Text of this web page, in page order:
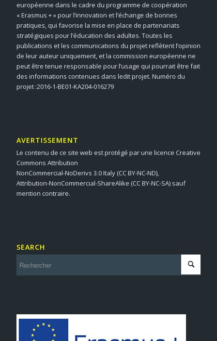
européenne dans le cadre du programme de coopération
« Erasmus + » pour l’innovation et l’échange de bonnes
pratiques, qui favorise la mise en place de partenariats
stratégiques pour l’éducation des adultes. Toutes les
publications et les communications du projet reflètent l’opinion
de leur auteur uniquement, et la commission européenne ne
peut être tenue responsable pour l’usage qui pourrait être fait
des informations contenues dans ledit projet. Numéro du
projet :2016-1-BE01-KA204-016279
AVERTISSEMENT
Le contenu de ce site web est protégé par une licence Creative
Commons Attribution
NonCommercial-NoDerivs 3.0 Italy (CC BY-NC-ND),
Attribution-NonCommercial-ShareAlike (CC BY-NC-SA) sauf
mention contraire.
SEARCH